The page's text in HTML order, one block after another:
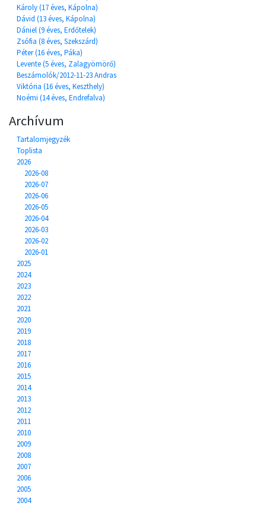
Károly (17 éves, Kápolna)
Dávid (13 éves, Kápolna)
Dániel (9 éves, Erdőtelek)
Zsófia (8 éves, Szekszárd)
Péter (16 éves, Páka)
Levente (5 éves, Zalagyömörő)
Beszámolók/2012-11-23 Andras
Viktória (16 éves, Keszthely)
Noémi (14 éves, Endrefalva)
Archívum
Tartalomjegyzék
Toplista
2026
2026-08
2026-07
2026-06
2026-05
2026-04
2026-03
2026-02
2026-01
2025
2024
2023
2022
2021
2020
2019
2018
2017
2016
2015
2014
2013
2012
2011
2010
2009
2008
2007
2006
2005
2004